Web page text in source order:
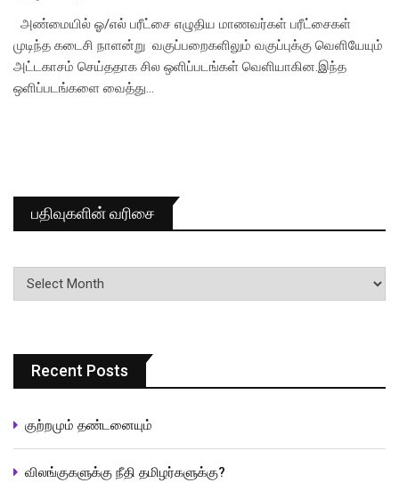
அண்மையில் ஓ/எல் பரீட்சை எழுதிய மாணவர்கள் பரீட்சைகள்
முடிந்த கடைசி நாளன்று வகுப்பறைகளிலும் வகுப்புக்கு வெளியேயும்
அட்டகாசம் செய்ததாக சில ஒளிப்படங்கள் வெளியாகின.இந்த
ஒளிப்படங்களை வைத்து…
பதிவுகளின் வரிசை
பதிவுகளின்
வரிசை
Recent Posts
குற்றமும் தண்டனையும்
விலங்குகளுக்கு நீதி தமிழர்களுக்கு?